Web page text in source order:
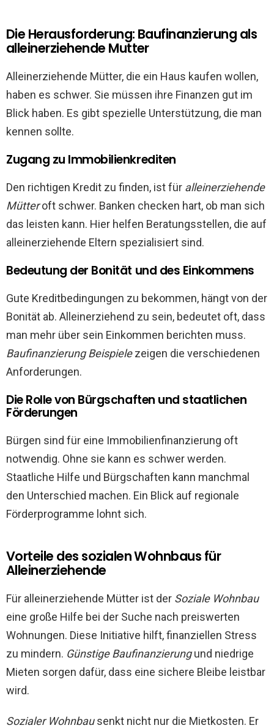
Die Herausforderung: Baufinanzierung als
alleinerziehende Mutter
Alleinerziehende Mütter, die ein Haus kaufen wollen,
haben es schwer. Sie müssen ihre Finanzen gut im
Blick haben. Es gibt spezielle Unterstützung, die man
kennen sollte.
Zugang zu Immobilienkrediten
Den richtigen Kredit zu finden, ist für alleinerziehende
Mütteroft schwer. Banken checken hart, ob man sich
das leisten kann. Hier helfen Beratungsstellen, die auf
alleinerziehende Eltern spezialisiert sind.
Bedeutung der Bonität und des Einkommens
Gute Kreditbedingungen zu bekommen, hängt von der
Bonität ab. Alleinerziehend zu sein, bedeutet oft, dass
man mehr über sein Einkommen berichten muss.
Baufinanzierung Beispielezeigen die verschiedenen
Anforderungen.
Die Rolle von Bürgschaften und staatlichen
Förderungen
Bürgen sind für eine Immobilienfinanzierung oft
notwendig. Ohne sie kann es schwer werden.
Staatliche Hilfe und Bürgschaften kann manchmal
den Unterschied machen. Ein Blick auf regionale
Förderprogramme lohnt sich.
Vorteile des sozialen Wohnbaus für
Alleinerziehende
Für alleinerziehende Mütter ist der Soziale Wohnbau
eine große Hilfe bei der Suche nach preiswerten
Wohnungen. Diese Initiative hilft, finanziellen Stress
zu mindern. Günstige Baufinanzierungund niedrige
Mieten sorgen dafür, dass eine sichere Bleibe leistbar
wird.
Sozialer Wohnbausenkt nicht nur die Mietkosten. Er